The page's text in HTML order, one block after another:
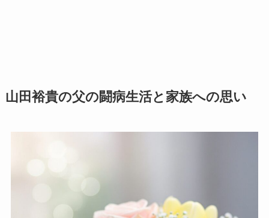
山田裕貴の父の闘病生活と家族への思い